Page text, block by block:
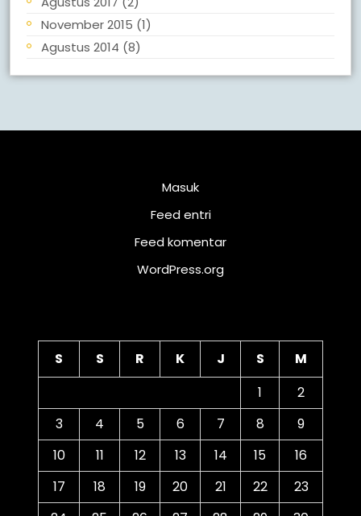
November 2015 (1)
Agustus 2014 (8)
Masuk
Feed entri
Feed komentar
WordPress.org
S S R K J S
M
1
2
3
4 5 6 7 8
9
10
11 12 13 14 15
16
17
18 19 20 21 22
23